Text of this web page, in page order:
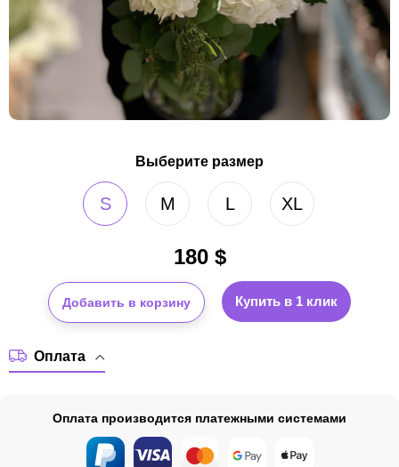
Выберите размер
S M L XL
180$
Добавить в корзину Купить в 1 клик
Оплата
Оплата производится платежными системами